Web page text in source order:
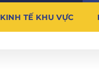
KINH TẾ KHU VỰC